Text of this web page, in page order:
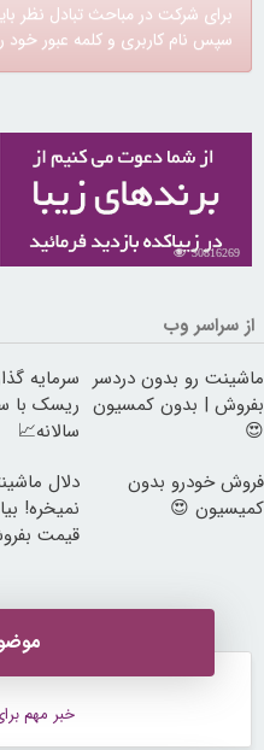
برای شرکت در مباحث تبادل نظر
سپس نام کاربری و کلمه عبور خود
30816269
از سراسر وب
ماشینت رو بدون دردسر
بفروش | بدون کمسیون
😍
سرمایه
سالانه📈
فروش خودرو بدون
کمیسیون 😍
دلال
نمیخره!
قیمت
خبر مهم